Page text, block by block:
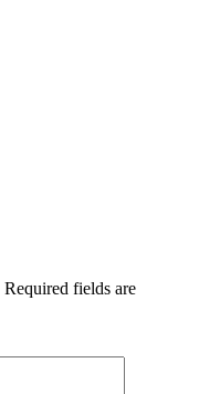
Required fields are